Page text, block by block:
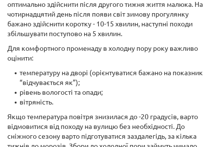
оптимально здійснити після другого тижня життя малюка. На
чотирнадцятий день після появи світ зимову прогулянку
бажано здійснити коротку - 10-15 хвилин, наступні походи
збільшувати поступово на 5 хвилин.
Для комфортного променаду в холодну пору року важливо
оцінити:
температуру на дворі (орієнтуватися бажано на показник
“відчувається як”);
рівень вологості та опади;
вітряність.
Якщо температура повітря знизилася до -20 градусів, варто
відмовитися від походу на вулицю без необхідності. До
сніжного сезону варто підготуватися заздалегідь, за кілька